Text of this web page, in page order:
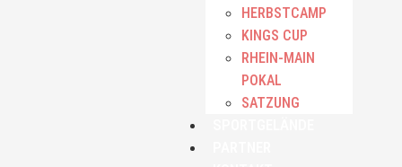
HERBSTCAMP
KINGS CUP
RHEIN-MAIN
POKAL
SATZUNG